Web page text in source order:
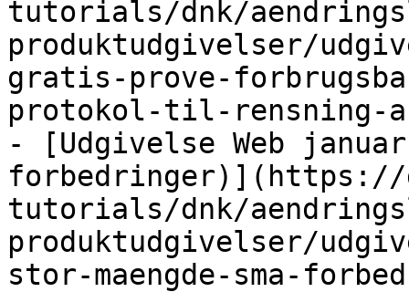
tutorials/dnk/
produktudgivelser/
gratis-prove-
protokol-til-rensning-
- [Udgivelse Web
forbedringer)](https://
tutorials/dnk/
produktudgivelser/
stor-maengde-sma-